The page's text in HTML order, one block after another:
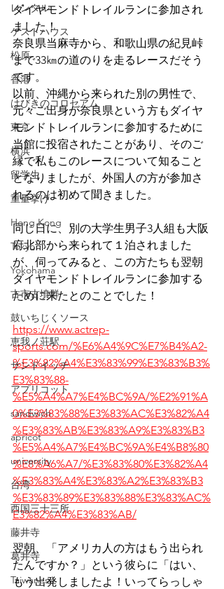
レンタル
ゲストハウス
松原
香港
はびきのコロセアム
東京
横浜
留学生
重量挙げ
Hong Kong
Tokyo
Yokohama
古市古墳群
鼓いちじくソース
恵我ノ荘駅
サンドイッチ
アプリコット
sandwich
apricot
university
台湾
西国三十三所
藤井寺
葛井寺
Taiwanese
ダイヤモンドトレイルランに参加され
ました！
奈良県当麻寺から、和歌山県の紀見峠
まで33㎞の道のりを走るレースだそう
です。
以前、沖縄から来られた別の男性で、
元々ご出身が奈良県という方もダイヤ
モンドトレイルランに参加するために
当館に投宿されたことがあり、そのご
縁で私もこのレースについて知ること
となりましたが、外国人の方が参加さ
れるのは初めて聞きました。
同じ日に、別の大学生男子3人組も大阪
府北部から来られて１泊されました
が、伺ってみると、この方たちも翌朝
ダイヤモンドトレイルランに参加する
ために来たとのことでした！
https://www.actrep-
sports.com/%E6%A4%9C%E7%B4%A2-
%E3%82%A4%E3%83%99%E3%83%B3%
E3%83%88-
%E5%A4%A7%E4%BC%9A/%E2%91%A
0%E3%83%88%E3%83%AC%E3%82%A4
%E3%83%AB%E3%83%A9%E3%83%B3
%E5%A4%A7%E4%BC%9A%E4%B8%80
%E8%A6%A7/%E3%83%80%E3%82%A4
%E3%83%A4%E3%83%A2%E3%83%B3
%E3%83%89%E3%83%88%E3%83%AC%
E3%82%A4%E3%83%AB/
翌朝、「アメリカ人の方はもう出られ
たんですか？」という彼らに「はい、
もう出発しましたよ！いってらっしゃ